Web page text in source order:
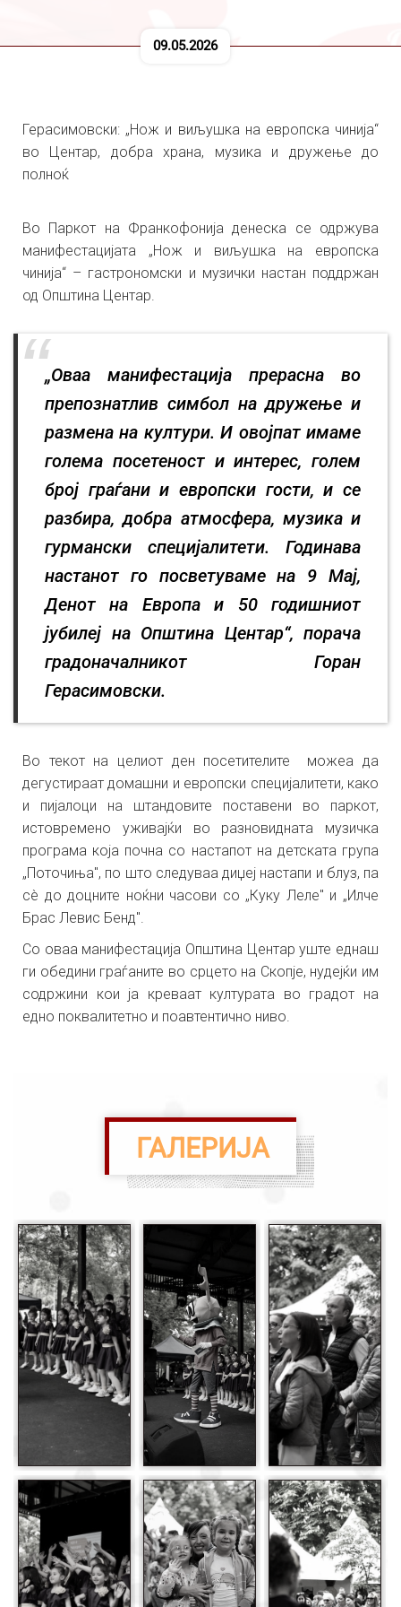
09.05.2026
Герасимовски: „Нож и виљушка на европска чинија“
во Центар, добра храна, музика и дружење до
полноќ
Во Паркот на Франкофонијa денеска се одржува
манифестацијата „Нож и виљушка на европска
чинија“ – гастрономски и музички настан поддржан
од Општина Центар.
„Оваа манифестација прерасна во
препознатлив симбол на дружење и
размена на култури. И овојпат имаме
голема посетеност и интерес, голем
број граѓани и европски гости, и се
разбира, добра атмосфера, музика и
гурмански специјалитети. Годинава
настанот го посветуваме на 9 Мај,
Денот на Европа и 50 годишниот
јубилеј на Општина Центар“, порача
градоначалникот Горан
Герасимовски.
Во текот на целиот ден посетителите можea да
дегустираат домашни и европски специјалитети, како
и пијалоци на штандовите поставени во паркот,
истовремено уживајќи во разновидната музичка
програма која почна со настапот на детската група
„Поточиња", по што следуваа диџеј настапи и блуз, па
сè до доцните ноќни часови со „Куку Леле" и „Илче
Брас Левис Бенд".
Со оваа манифестација Општина Центар уште еднаш
ги обедини граѓаните во срцето на Скопје, нудејќи им
содржини кои ја креваат културата во градот на
едно поквалитетно и поавтентично ниво.
ГАЛЕРИЈА